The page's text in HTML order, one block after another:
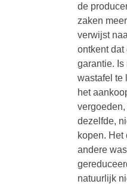
de
zaken
verwijst
ontkent
garantie.
wastafel te
het
dezelfde,
kopen. Het
andere
natuurlijk